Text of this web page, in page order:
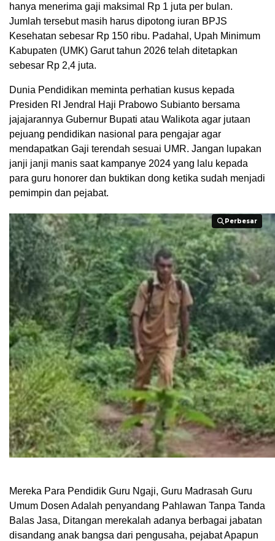
hanya menerima gaji maksimal Rp 1 juta per bulan.
Jumlah tersebut masih harus dipotong iuran BPJS
Kesehatan sebesar Rp 150 ribu. Padahal, Upah Minimum
Kabupaten (UMK) Garut tahun 2026 telah ditetapkan
sebesar Rp 2,4 juta.
Dunia Pendidikan meminta perhatian kusus kepada
Presiden RI Jendral Haji Prabowo Subianto bersama
jajajarannya Gubernur Bupati atau Walikota agar jutaan
pejuang pendidikan nasional para pengajar agar
mendapatkan Gaji terendah sesuai UMR. Jangan lupakan
janji janji manis saat kampanye 2024 yang lalu kepada
para guru honorer dan buktikan dong ketika sudah menjadi
pemimpin dan pejabat.
Perbesar
Perbesar
Mereka Para Pendidik Guru Ngaji, Guru Madrasah Guru
Umum Dosen Adalah penyandang Pahlawan Tanpa Tanda
Balas Jasa, Ditangan merekalah adanya berbagai jabatan
disandang anak bangsa dari pengusaha, pejabat Apapun